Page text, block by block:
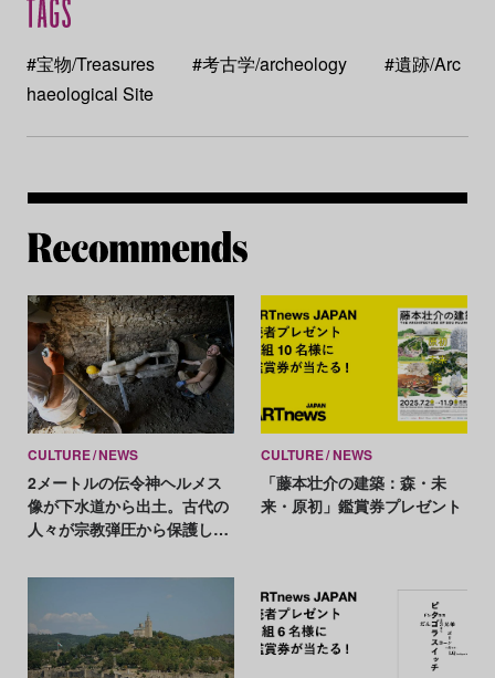
#宝物/Treasures #考古学/archeology
#遺跡/Arc
haeological Site
CULTURE NEWS
2メートルの伝令神ヘルメス
像が下水道から出土。古代の
人々が宗教弾圧から保護した
CULTURE NEWS
「藤本壮介の建築：森・未
来・原初」鑑賞券プレゼント